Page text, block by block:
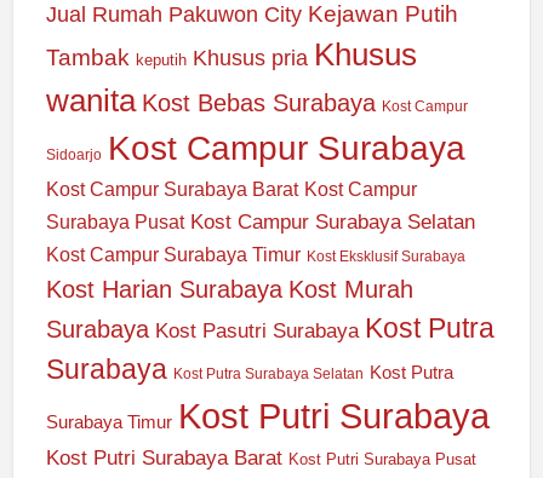
Jual Rumah Pakuwon City Kejawan Putih
Tambak keputih Khusus pria Khusus
wanita Kost Bebas Surabaya Kost Campur
Sidoarjo Kost Campur Surabaya
Kost Campur Surabaya Barat Kost Campur
Surabaya Pusat Kost Campur Surabaya Selatan
Kost Campur Surabaya Timur Kost Eksklusif Surabaya
Kost Harian Surabaya Kost Murah
Surabaya Kost Pasutri Surabaya Kost Putra
Surabaya Kost Putra Surabaya Selatan Kost Putra
Surabaya Timur Kost Putri Surabaya
Kost Putri Surabaya Barat Kost Putri Surabaya Pusat